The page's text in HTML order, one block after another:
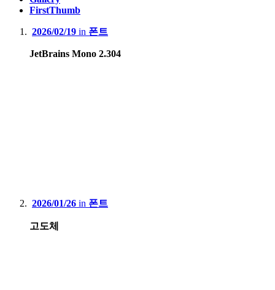
FirstThumb
2026/02/19 in 폰트
JetBrains Mono 2.304
2026/01/26 in 폰트
고도체